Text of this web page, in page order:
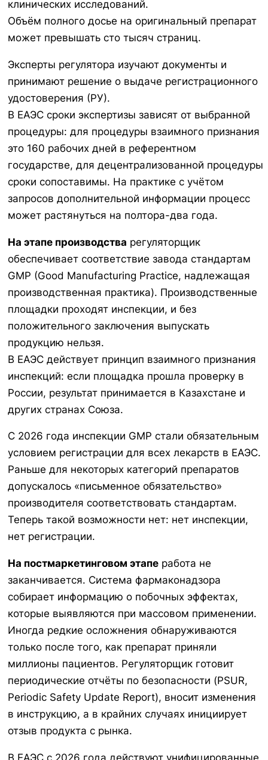
клинических исследований.
Объём полного досье на оригинальный препарат
может превышать сто тысяч страниц.
Эксперты регулятора изучают документы и
принимают решение о выдаче регистрационного
удостоверения (РУ).
В ЕАЭС сроки экспертизы зависят от выбранной
процедуры: для процедуры взаимного признания
это 160 рабочих дней в референтном
государстве, для децентрализованной процедуры
сроки сопоставимы. На практике с учётом
запросов дополнительной информации процесс
может растянуться на полтора-два года.
На этапе производства регуляторщик
обеспечивает соответствие завода стандартам
GMP (Good Manufacturing Practice, надлежащая
производственная практика). Производственные
площадки проходят инспекции, и без
положительного заключения выпускать
продукцию нельзя.
В ЕАЭС действует принцип взаимного признания
инспекций: если площадка прошла проверку в
России, результат принимается в Казахстане и
других странах Союза.
С 2026 года инспекции GMP стали обязательным
условием регистрации для всех лекарств в ЕАЭС.
Раньше для некоторых категорий препаратов
допускалось «письменное обязательство»
производителя соответствовать стандартам.
Теперь такой возможности нет: нет инспекции,
нет регистрации.
На постмаркетинговом этапе работа не
заканчивается. Система фармаконадзора
собирает информацию о побочных эффектах,
которые выявляются при массовом применении.
Иногда редкие осложнения обнаруживаются
только после того, как препарат приняли
миллионы пациентов. Регуляторщик готовит
периодические отчёты по безопасности (PSUR,
Periodic Safety Update Report), вносит изменения
в инструкцию, а в крайних случаях инициирует
отзыв продукта с рынка.